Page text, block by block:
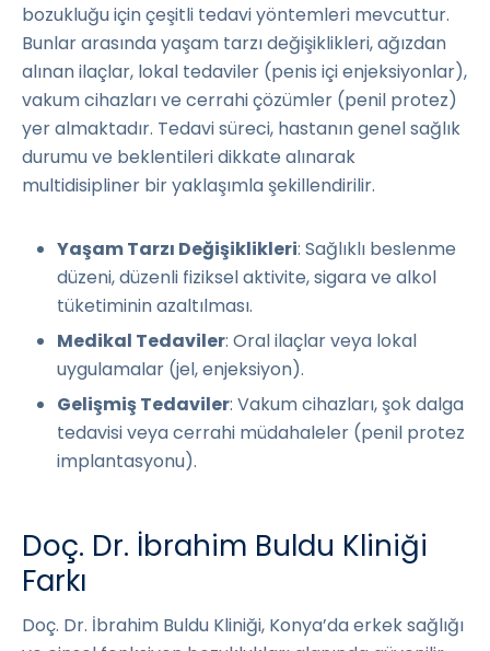
bozukluğu için çeşitli tedavi yöntemleri mevcuttur.
Bunlar arasında yaşam tarzı değişiklikleri, ağızdan
alınan ilaçlar, lokal tedaviler (penis içi enjeksiyonlar),
vakum cihazları ve cerrahi çözümler (penil protez)
yer almaktadır. Tedavi süreci, hastanın genel sağlık
durumu ve beklentileri dikkate alınarak
multidisipliner bir yaklaşımla şekillendirilir.
Yaşam Tarzı Değişiklikleri: Sağlıklı beslenme
düzeni, düzenli fiziksel aktivite, sigara ve alkol
tüketiminin azaltılması.
Medikal Tedaviler: Oral ilaçlar veya lokal
uygulamalar (jel, enjeksiyon).
Gelişmiş Tedaviler: Vakum cihazları, şok dalga
tedavisi veya cerrahi müdahaleler (penil protez
implantasyonu).
Doç. Dr. İbrahim Buldu Kliniği
Farkı
Doç. Dr. İbrahim Buldu Kliniği, Konya’da erkek sağlığı